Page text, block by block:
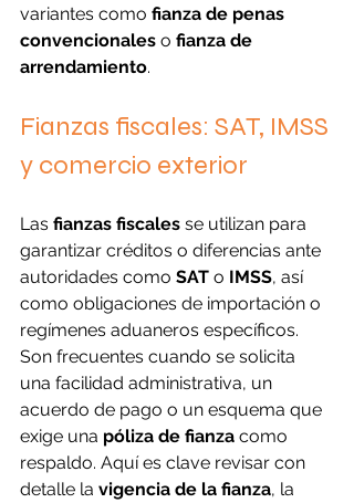
variantes como fianza de penas
convencionales o fianza de
arrendamiento.
Fianzas fiscales: SAT, IMSS
y comercio exterior
Las fianzas fiscales se utilizan para
garantizar créditos o diferencias ante
autoridades como SAT o IMSS, así
como obligaciones de importación o
regímenes aduaneros específicos.
Son frecuentes cuando se solicita
una facilidad administrativa, un
acuerdo de pago o un esquema que
exige una póliza de fianza como
respaldo. Aquí es clave revisar con
detalle la vigencia de la fianza, la